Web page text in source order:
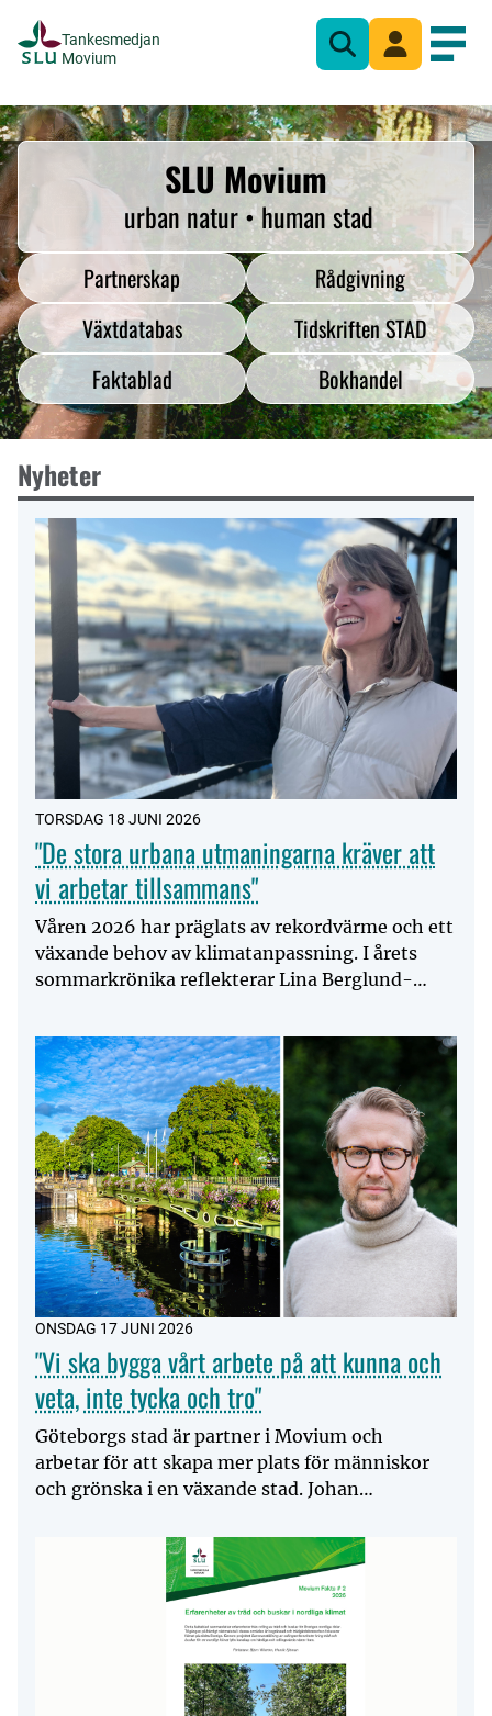
Tankesmedjan
Movium
Sök Mina sidor
SLU Movium
urban natur • human stad
Partnerskap
Rådgivning
Växtdatabas
Tidskriften STAD
Faktablad
Bokhandel
Nyheter
TORSDAG 18 JUNI 2026
"De stora urbana utmaningarna kräver att
vi arbetar tillsammans"
Våren 2026 har präglats av rekordvärme och ett
växande behov av klimatanpassning. I årets
sommarkrönika reflekterar Lina Berglund-
ONSDAG 17 JUNI 2026
"Vi ska bygga vårt arbete på att kunna och
veta, inte tycka och tro"
Göteborgs stad är partner i Movium och
arbetar för att skapa mer plats för människor
och grönska i en växande stad. Johan